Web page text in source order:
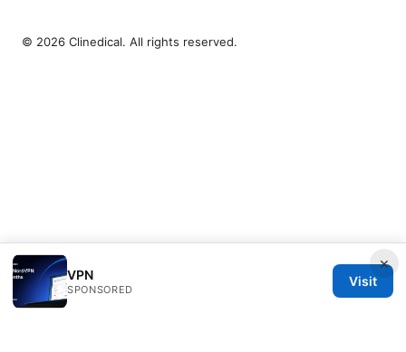
×
VPN
SPONSORED
Visit
© 2026 Clinedical. All rights reserved.